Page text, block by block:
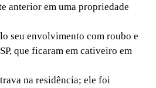
anterior em uma propriedade
seu envolvimento com roubo e
que ficaram em cativeiro em
na residência; ele foi